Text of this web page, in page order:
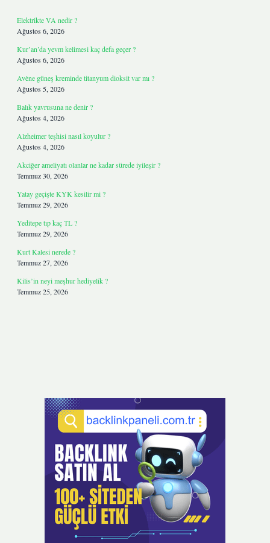
Elektrikte VA nedir ?
Ağustos 6, 2026
Kur’an’da yevm kelimesi kaç defa geçer ?
Ağustos 6, 2026
Avène güneş kreminde titanyum dioksit var mı ?
Ağustos 5, 2026
Balık yavrusuna ne denir ?
Ağustos 4, 2026
Alzheimer teşhisi nasıl koyulur ?
Ağustos 4, 2026
Akciğer ameliyatı olanlar ne kadar sürede iyileşir ?
Temmuz 30, 2026
Yatay geçişte KYK kesilir mi ?
Temmuz 29, 2026
Yeditepe tıp kaç TL ?
Temmuz 29, 2026
Kurt Kalesi nerede ?
Temmuz 27, 2026
Kilis’in neyi meşhur hediyelik ?
Temmuz 25, 2026